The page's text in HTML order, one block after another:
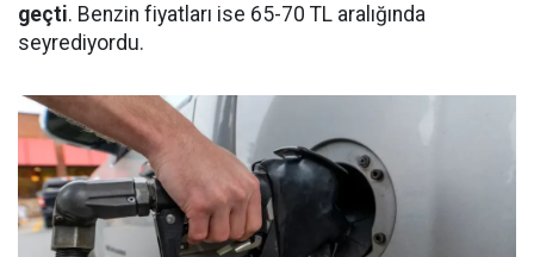
geçti. Benzin fiyatları ise 65-70 TL aralığında
seyrediyordu.